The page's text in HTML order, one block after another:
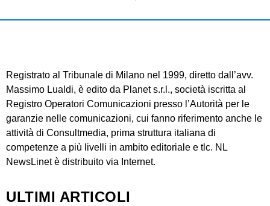
Registrato al Tribunale di Milano nel 1999, diretto dall’avv.
Massimo Lualdi, è edito da Planet s.r.l., società iscritta al
Registro Operatori Comunicazioni presso l’Autorità per le
garanzie nelle comunicazioni, cui fanno riferimento anche le
attività di Consultmedia, prima struttura italiana di
competenze a più livelli in ambito editoriale e tlc. NL
NewsLinet è distribuito via Internet.
ULTIMI ARTICOLI